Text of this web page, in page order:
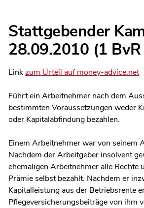
Stattgebender
28.09.2010 (1
Linkzum Urteil auf money-advice.net
Führt ein Arbeitnehmer nach dem
bestimmten Voraussetzungen weder
oder Kapitalabfindung bezahlen.
Einem Arbeitnehmer war von seinem
Nachdem der Arbeitgeber insolvent
ehemaligen Arbeitnehmer alle
Prämie selbst bezahlt. Nachdem er
Kapitalleistung aus der Betriebsrente
Pflegeversicherungsbeiträge von ihm